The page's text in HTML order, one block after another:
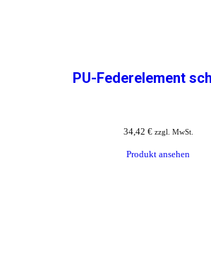
PU-Federelement
34,42 € zzgl. MwSt.
Produkt ansehen